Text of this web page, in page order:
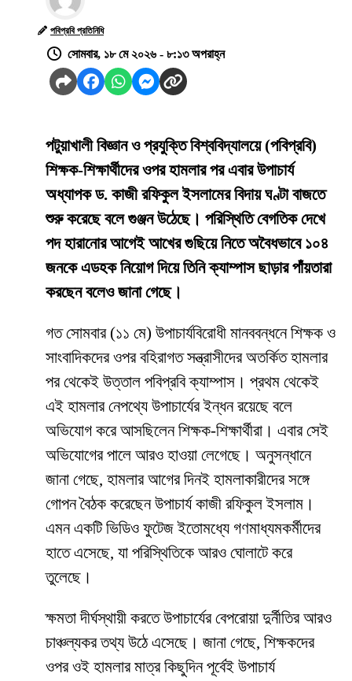
পবিপ্রবি প্রতিনিধি
সোমবার, ১৮ মে ২০২৬ - ৮:১৩ অপরাহ্ন
পটুয়াখালী বিজ্ঞান ও প্রযুক্তি বিশ্ববিদ্যালয়ে (পবিপ্রবি)
শিক্ষক-শিক্ষার্থীদের ওপর হামলার পর এবার উপাচার্য
অধ্যাপক ড. কাজী রফিকুল ইসলামের বিদায় ঘণ্টা বাজতে
শুরু করেছে বলে গুঞ্জন উঠেছে। পরিস্থিতি বেগতিক দেখে
পদ হারানোর আগেই আখের গুছিয়ে নিতে অবৈধভাবে ১০৪
জনকে এডহক নিয়োগ দিয়ে তিনি ক্যাম্পাস ছাড়ার পাঁয়তারা
করছেন বলেও জানা গেছে।
​গত সোমবার (১১ মে) উপাচার্যবিরোধী মানববন্ধনে শিক্ষক ও
সাংবাদিকদের ওপর বহিরাগত সন্ত্রাসীদের অতর্কিত হামলার
পর থেকেই উত্তাল পবিপ্রবি ক্যাম্পাস। প্রথম থেকেই
এই হামলার নেপথ্যে উপাচার্যের ইন্ধন রয়েছে বলে
অভিযোগ করে আসছিলেন শিক্ষক-শিক্ষার্থীরা। এবার সেই
অভিযোগের পালে আরও হাওয়া লেগেছে। অনুসন্ধানে
জানা গেছে, হামলার আগের দিনই হামলাকারীদের সঙ্গে
গোপন বৈঠক করেছেন উপাচার্য কাজী রফিকুল ইসলাম।
এমন একটি ভিডিও ফুটেজ ইতোমধ্যে গণমাধ্যমকর্মীদের
হাতে এসেছে, যা পরিস্থিতিকে আরও ঘোলাটে করে
তুলেছে।
​ক্ষমতা দীর্ঘস্থায়ী করতে উপাচার্যের বেপরোয়া দুর্নীতির আরও
চাঞ্চল্যকর তথ্য উঠে এসেছে। জানা গেছে, শিক্ষকদের
ওপর ওই হামলার মাত্র কিছুদিন পূর্বেই উপাচার্য